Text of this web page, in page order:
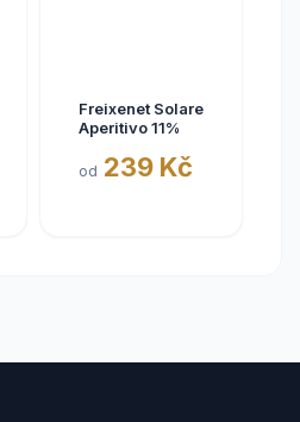
Freixenet Solare
Aperitivo 11%
od 239 Kč